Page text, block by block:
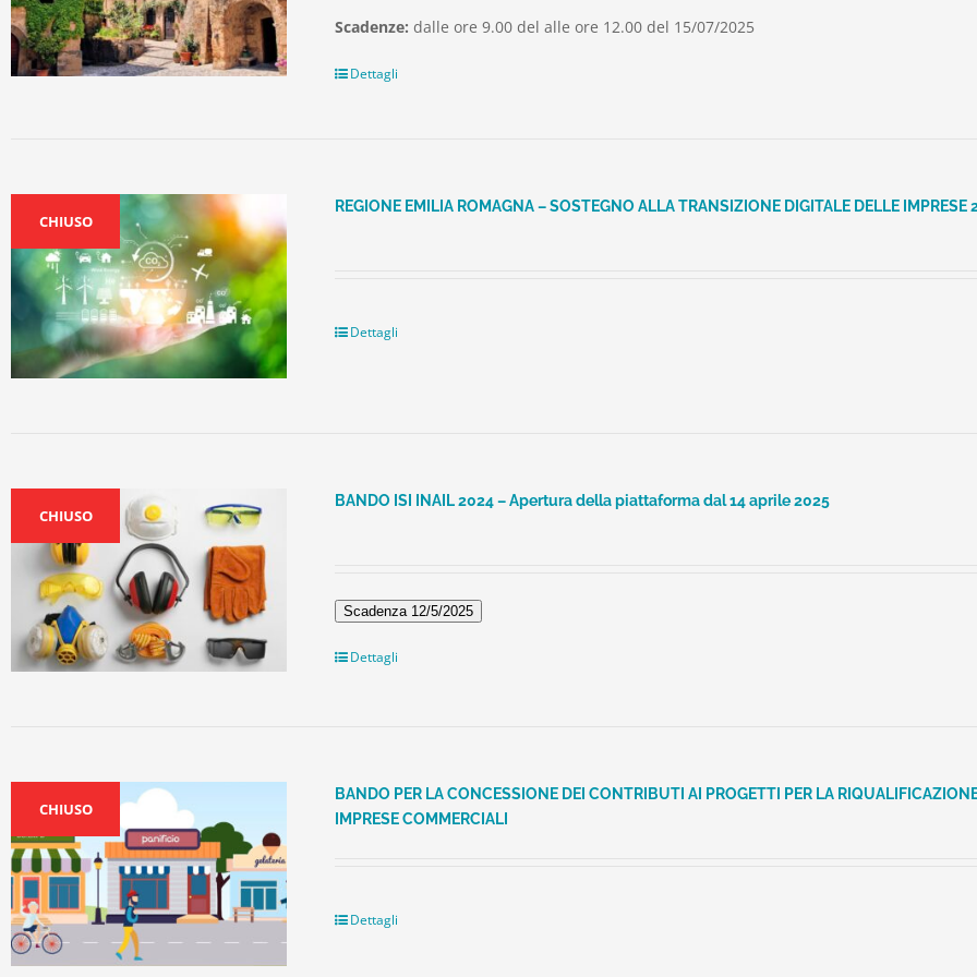
Scadenze: dalle ore 9.00 del alle ore 12.00 del 15/07/2025
Dettagli
CHIUSO
REGIONE EMILIA ROMAGNA – SOSTEGNO ALLA TRANSIZIONE DIGITALE DELLE IMPRESE
Dettagli
CHIUSO
BANDO ISI INAIL 2024 – Apertura della piattaforma dal 14 aprile 2025
Scadenza 12/5/2025
Dettagli
CHIUSO
BANDO PER LA CONCESSIONE DEI CONTRIBUTI AI PROGETTI PER LA
IMPRESE COMMERCIALI
Dettagli